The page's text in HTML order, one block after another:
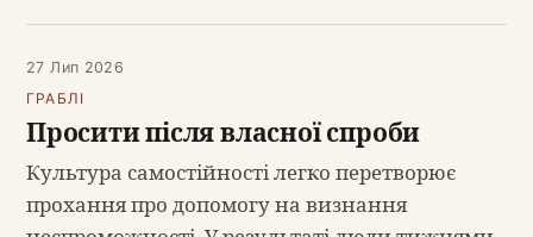
27 Лип 2026
ГРАБЛІ
Просити після власної спроби
Культура самостійності легко перетворює
прохання про допомогу на визнання